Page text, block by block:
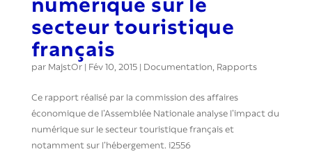
secteur touristique
français
parMajstOr| Fév 10, 2015| Documentation Rapports
Ce rapport réalisé par la commission des affaires
économique de l’Assemblée Nationale analyse l’impact du
numérique sur le secteur touristique français et
notamment sur l’hébergement. i2556